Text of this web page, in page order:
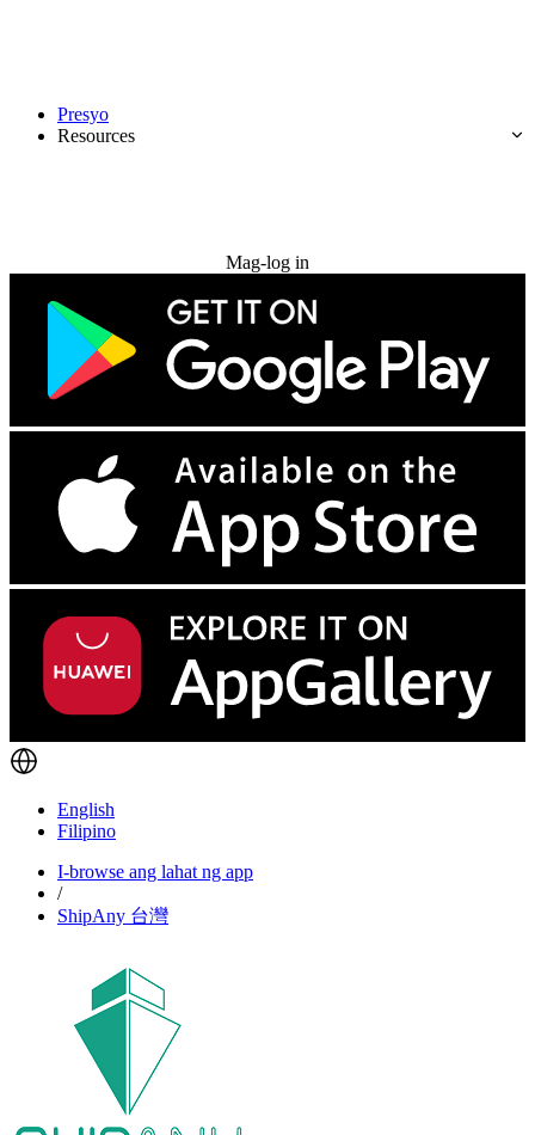
Presyo
Resources
Mag-log in
English
Filipino
I-browse ang lahat ng app
/
ShipAny 台灣